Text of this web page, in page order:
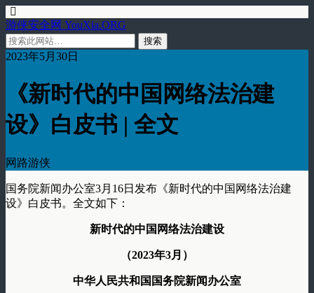
游侠安全网 YouXia.ORG
2023年5月30日
《新时代的中国网络法治建
设》白皮书 | 全文
网路游侠
国务院新闻办公室3月16日发布《新时代的中国网络法治建
设》白皮书。全文如下：
新时代的中国网络法治建设
（2023年3月）
中华人民共和国国务院新闻办公室